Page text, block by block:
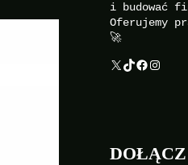
i budować
Oferujemy
🚀
X TikTok Facebook Instagram